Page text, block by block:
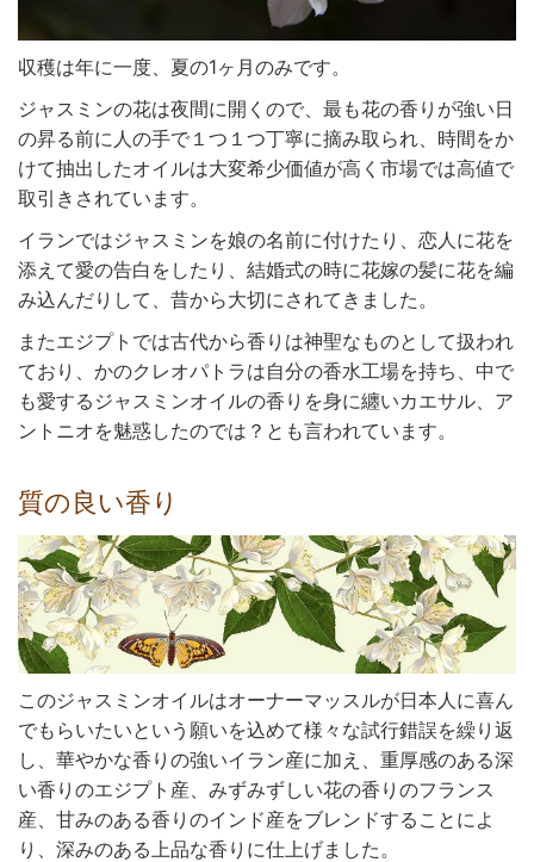
収穫は年に一度、夏の1ヶ月のみです。
ジャスミンの花は夜間に開くので、最も花の香りが強い日
の昇る前に人の手で１つ１つ丁寧に摘み取られ、時間をか
けて抽出したオイルは大変希少価値が高く市場では高値で
取引きされています。
イランではジャスミンを娘の名前に付けたり、恋人に花を
添えて愛の告白をしたり、結婚式の時に花嫁の髪に花を編
み込んだりして、昔から大切にされてきました。
またエジプトでは古代から香りは神聖なものとして扱われ
ており、かのクレオパトラは自分の香水工場を持ち、中で
も愛するジャスミンオイルの香りを身に纏いカエサル、ア
ントニオを魅惑したのでは？とも言われています。
質の良い香り
このジャスミンオイルはオーナーマッスルが日本人に喜ん
でもらいたいという願いを込めて様々な試行錯誤を繰り返
し、華やかな香りの強いイラン産に加え、重厚感のある深
い香りのエジプト産、みずみずしい花の香りのフランス
産、甘みのある香りのインド産をブレンドすることによ
り、深みのある上品な香りに仕上げました。